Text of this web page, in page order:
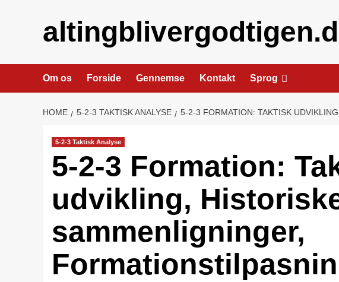
Om os Forside Gennemse Kontakt Sprog
HOME 5-2-3 TAKTISK ANALYSE 5-2-3 FORMATION: TAKTISK
5-2-3 Taktisk Analyse
5-2-3 Formation:
udvikling,
sammenligninger,